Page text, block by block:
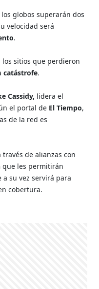
los globos superarán dos
velocidad será
.
los sitios que perdieron
catástrofe.
Cassidy, lidera el
el portal de El Tiempo,
de la red es
de alianzas con
que les permitirán
a su vez servirá para
cobertura.